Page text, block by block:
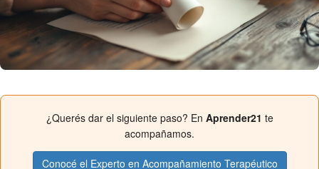
¿Querés dar el siguiente paso? En Aprender21 te
acompañamos.
Conocé el Experto en Acompañamiento Terapéutico